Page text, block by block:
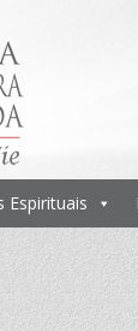
Espirituais